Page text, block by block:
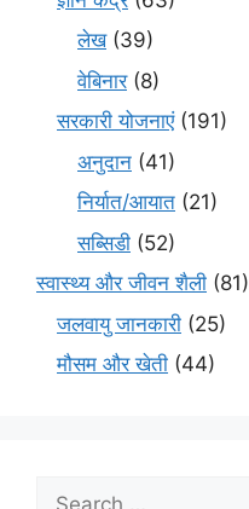
लेख(39)
वेबिनार(8)
सरकारी योजनाएं(191)
अनुदान (41)
निर्यात/आयात (21)
सब्सिडी (52)
स्वास्थ्य और जीवन शैली (81)
जलवायु जानकारी (25)
मौसम और खेती (44)